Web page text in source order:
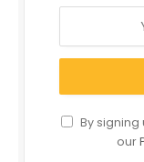
By
our